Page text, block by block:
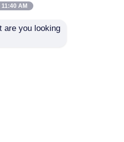
11:40 AM
are you looking